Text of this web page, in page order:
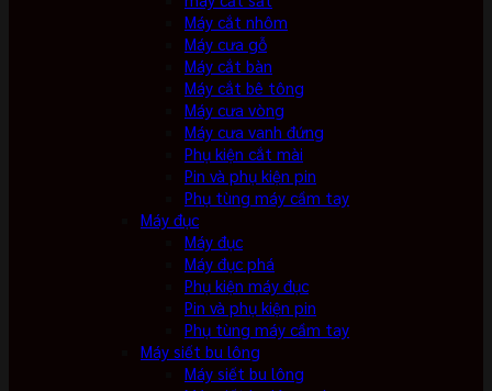
Máy cắt nhôm
Máy cưa gỗ
Máy cắt bàn
Máy cắt bê tông
Máy cưa vòng
Máy cưa vanh đứng
Phụ kiện cắt mài
Pin và phụ kiện pin
Phụ tùng máy cầm tay
Máy đục
Máy đục
Máy đục phá
Phụ kiện máy đục
Pin và phụ kiện pin
Phụ tùng máy cầm tay
Máy siết bu lông
Máy siết bu lông